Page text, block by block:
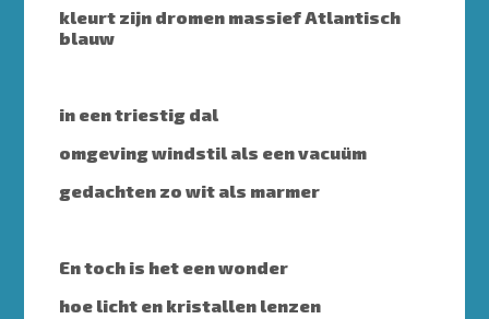
kleurt zijn dromen massief Atlantisch
blauw
in een triestig dal
omgeving windstil als een vacuüm
gedachten zo wit als marmer
En toch is het een wonder
hoe licht en kristallen lenzen